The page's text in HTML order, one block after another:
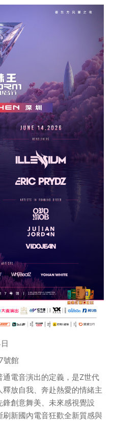
號館
電音演出的定義，是Z世代
放自我、奔赴熱愛的情緒主
創意舞美、未來感視覺設
新國內電音狂歡全新質感與